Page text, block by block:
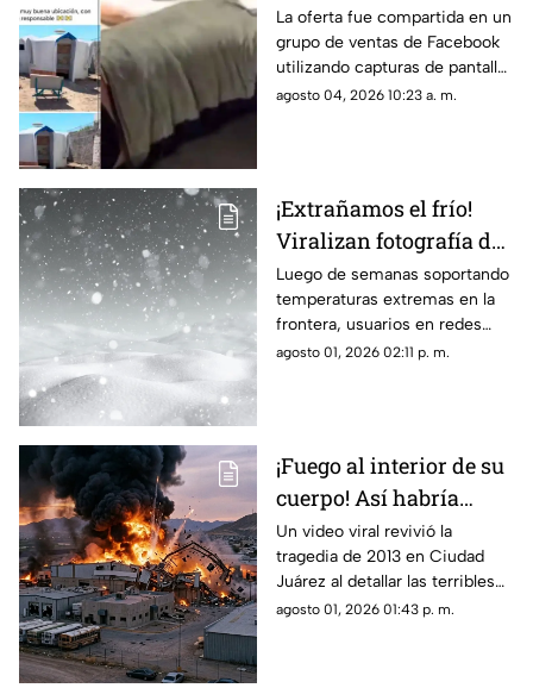
Publicación en redes
desata diversas
opiniones en Ciudad
Juárez
La oferta fue compartida en un
grupo de ventas de Facebook
utilizando capturas de pantalla
tomadas del canal Unique
agosto 04, 2026 10:23 a. m.
¡Extrañamos el frío!
Viralizan fotografía del
Cerro de la Biblia con
nieve tras días con más
de 40 grados en Juárez
Luego de semanas soportando
temperaturas extremas en la
frontera, usuarios en redes
sociales añoran las nevadas de
agosto 01, 2026 02:11 p. m.
¡Fuego al interior de su
cuerpo! Así habría
muerto una de las
víctimas de la
explosión de una
maquiladora en Ciudad
Un video viral revivió la
tragedia de 2013 en Ciudad
Juárez al detallar las terribles
quemaduras internas que
agosto 01, 2026 01:43 p. m.